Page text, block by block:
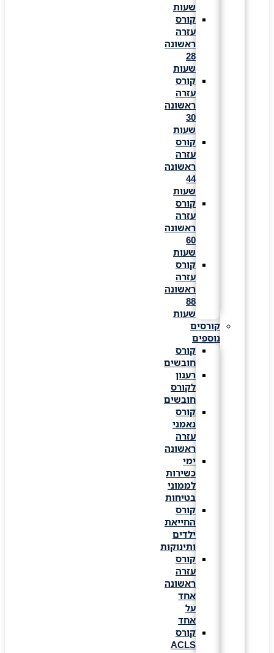
שעות
קורס
עזרה
ראשונה
שעות
קורס
עזרה
ראשונה
שעות
קורס
עזרה
ראשונה
שעות
קורס
עזרה
ראשונה
שעות
קורס
עזרה
ראשונה
שעות
קורסים
נוספים
קורס
חובשים
רענון
לקורס
חובשים
קורס
נאמני
עזרה
ראשונה
ימי
כשירות
לממוני
בטיחות
קורס
החייאת
ילדים
ותינוקות
קורס
עזרה
ראשונה
קורס
ACLS